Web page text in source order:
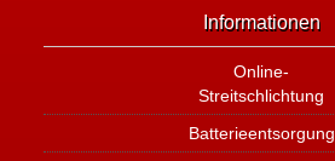
Informationen
Online-
Streitschlichtung
Batterieentsorgung